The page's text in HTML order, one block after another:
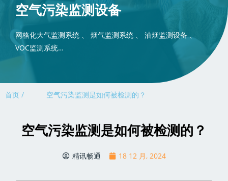
空气污染监测设备
网格化大气监测系统 、 烟气监测系统 、 油烟监测设备 、
VOC监测系统…
首页 / 空气污染监测是如何被检测的？
空气污染监测是如何被检测的？
精讯畅通 18 12 月, 2024